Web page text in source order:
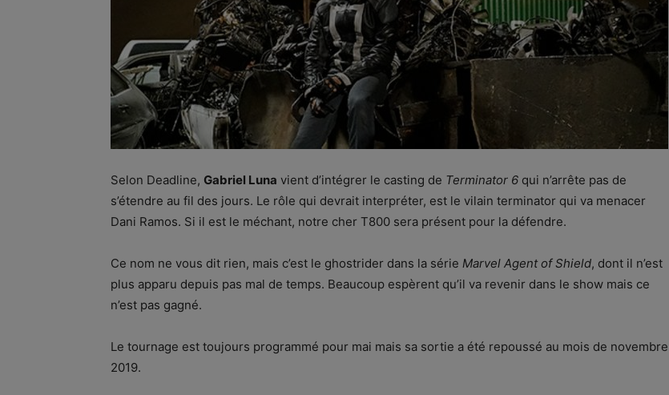
Selon Deadline, Gabriel Luna vient d’intégrer le casting de Terminator 6 qui n’arrête pas de
s’étendre au fil des jours. Le rôle qui devrait interpréter, est le vilain terminator qui va menacer
Dani Ramos. Si il est le méchant, notre cher T800 sera présent pour la défendre.
Ce nom ne vous dit rien, mais c’est le ghostrider dans la série Marvel Agent of Shield, dont il n’est
plus apparu depuis pas mal de temps. Beaucoup espèrent qu’il va revenir dans le show mais ce
n’est pas gagné.
Le tournage est toujours programmé pour mai mais sa sortie a été repoussé au mois de novembre
2019.